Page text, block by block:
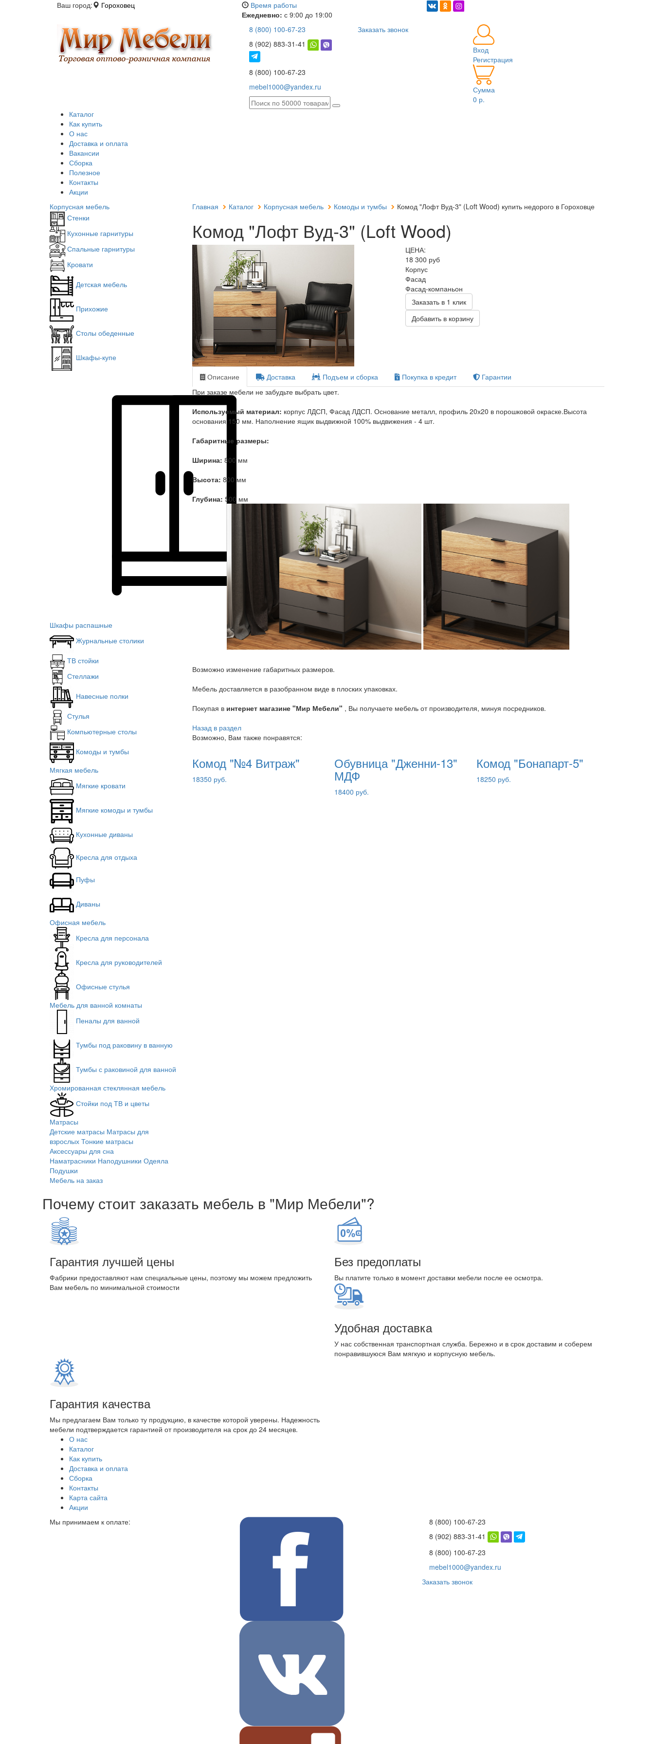
Ваш город: Гороховец
Время работы
Ежедневно: с 9:00 до 19:00
8 (800) 100-67-23
8 (902) 883-31-41
8 (800) 100-67-23
mebel1000@yandex.ru
Заказать звонок
Вход
Регистрация
Сумма
0 р.
Каталог
Как купить
О нас
Доставка и оплата
Вакансии
Сборка
Полезное
Контакты
Акции
Корпусная мебель
Стенки
Кухонные гарнитуры
Спальные гарнитуры
Кровати
Детская мебель
Прихожие
Столы обеденные
Шкафы-купе
Шкафы распашные
Журнальные столики
ТВ стойки
Стеллажи
Навесные полки
Стулья
Компьютерные столы
Комоды и тумбы
Мягкая мебель
Мягкие кровати
Мягкие комоды и тумбы
Кухонные диваны
Кресла для отдыха
Пуфы
Диваны
Офисная мебель
Кресла для персонала
Кресла для руководителей
Офисные стулья
Мебель для ванной комнаты
Пеналы для ванной
Тумбы под раковину в ванную
Тумбы с раковиной для ванной
Хромированная стеклянная мебель
Стойки под ТВ и цветы
Матрасы
Детские матрасы Матрасы для
взрослых Тонкие матрасы
Аксессуары для сна
Наматрасники Наподушники Одеяла
Подушки
Мебель на заказ
Главная Каталог Корпусная мебель Комоды и тумбы Комод "Лофт Вуд-3" (Loft Wood) купить недорого в Гороховце
Комод "Лофт Вуд-3" (Loft Wood)
ЦЕНА:
18 300 руб
Корпус
Фасад
Фасад-компаньон
Заказать в 1 клик
Добавить в корзину
Описание Доставка Подъем и сборка Покупка в кредит
Гарантии
При заказе мебели не забудьте выбрать цвет.
Используемый материал: корпус ЛДСП, Фасад ЛДСП. Основание металл, профиль 20х20 в порошковой окраске.Высота
основания 150 мм. Наполнение ящик выдвижной 100% выдвижения - 4 шт.
Габаритные размеры:
Ширина: 800 мм
Высота: 800 мм
Глубина: 500 мм
Возможно изменение габаритных размеров.
Мебель доставляется в разобранном виде в плоских упаковках.
Покупая в интернет магазине "Мир Мебели" , Вы получаете мебель от производителя, минуя посредников.
Назад в раздел
Возможно, Вам также понравятся:
Комод "№4 Витраж"
18350 руб.
Обувница "Дженни-13"
МДФ
18400 руб.
Комод "Бонапарт-5"
18250 руб.
Почему стоит заказать мебель в "Мир Мебели"?
Гарантия лучшей цены
Фабрики предоставляют нам специальные цены, поэтому мы можем предложить
Вам мебель по минимальной стоимости
Без предоплаты
Вы платите только в момент доставки мебели после ее осмотра.
Удобная доставка
У нас собственная транспортная служба. Бережно и в срок доставим и соберем
понравившуюся Вам мягкую и корпусную мебель.
Гарантия качества
Мы предлагаем Вам только ту продукцию, в качестве которой уверены. Надежность
мебели подтверждается гарантией от производителя на срок до 24 месяцев.
О нас
Каталог
Как купить
Доставка и оплата
Сборка
Контакты
Карта сайта
Акции
Мы принимаем к оплате:
8 (800) 100-67-23
8 (902) 883-31-41
8 (800) 100-67-23
mebel1000@yandex.ru
Заказать звонок